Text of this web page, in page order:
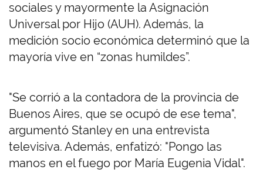
sociales y mayormente la Asignación
Universal por Hijo (AUH). Además, la
medición socio económica determinó que la
mayoría vive en “zonas humildes”.
"Se corrió a la contadora de la provincia de
Buenos Aires, que se ocupó de ese tema",
argumentó Stanley en una entrevista
televisiva. Además, enfatizó: "Pongo las
manos en el fuego por María Eugenia Vidal".